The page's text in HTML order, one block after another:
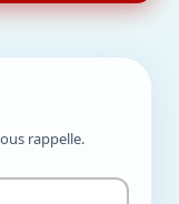
rappelle.